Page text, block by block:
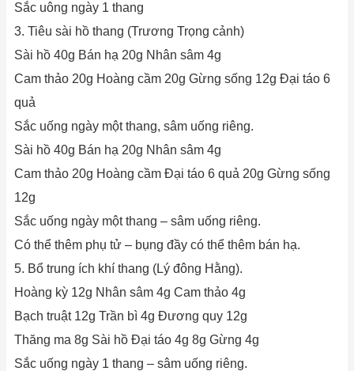
Sắc uông ngày 1 thang
3. Tiêu sài hồ thang (Trương Trọng cảnh)
Sài hồ 40g Bán hạ 20g Nhân sâm 4g
Cam thảo 20g Hoàng cầm 20g Gừng sống 12g Đại táo 6
quả
Sắc uống ngày một thang, sâm uống riêng.
Sài hồ 40g Bán hạ 20g Nhân sâm 4g
Cam thảo 20g Hoàng cầm Đại táo 6 quả 20g Gừng sống
12g
Sắc uống ngày một thang – sâm uống riêng.
Có thể thêm phụ tử – bụng đầy có thể thêm bán hạ.
5. Bổ trung ích khí thang (Lý đông Hằng).
Hoàng kỳ 12g Nhân sâm 4g Cam thảo 4g
Bạch truật 12g Trần bì 4g Đương quy 12g
Thăng ma 8g Sài hồ Đại táo 4g 8g Gừng 4g
Sắc uống ngày 1 thang – sâm uống riêng.